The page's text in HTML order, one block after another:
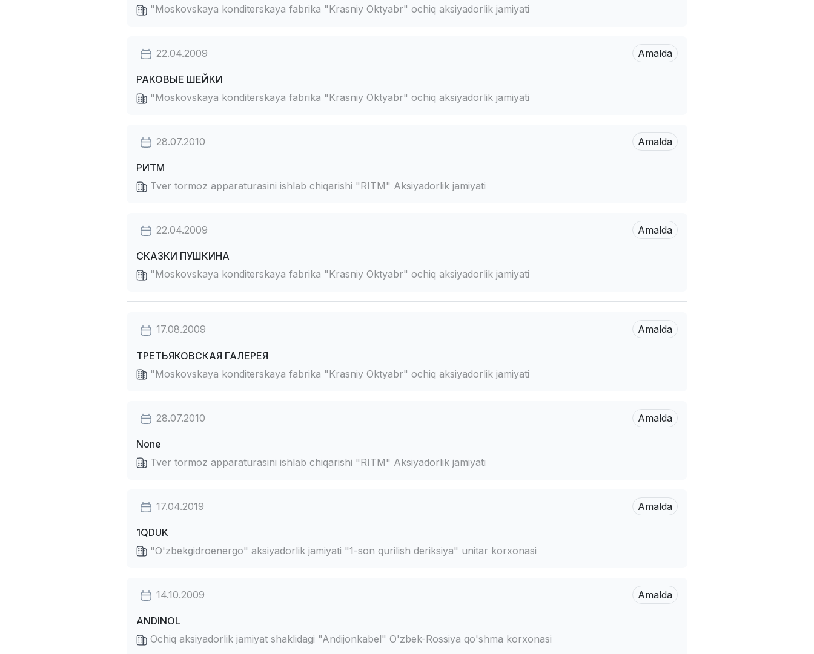
"Moskovskaya konditerskaya fabrika "Krasniy Oktyabr" ochiq aksiyadorlik jamiyati
22.04.2009 Amalda
РАКОВЫЕ ШЕЙКИ
"Moskovskaya konditerskaya fabrika "Krasniy Oktyabr" ochiq aksiyadorlik jamiyati
28.07.2010 Amalda
РИТМ
Tver tormoz apparaturasini ishlab chiqarishi "RITM" Aksiyadorlik jamiyati
22.04.2009 Amalda
СКАЗКИ ПУШКИНА
"Moskovskaya konditerskaya fabrika "Krasniy Oktyabr" ochiq aksiyadorlik jamiyati
17.08.2009 Amalda
ТРЕТЬЯКОВСКАЯ ГАЛЕРЕЯ
"Moskovskaya konditerskaya fabrika "Krasniy Oktyabr" ochiq aksiyadorlik jamiyati
28.07.2010 Amalda
None
Tver tormoz apparaturasini ishlab chiqarishi "RITM" Aksiyadorlik jamiyati
17.04.2019 Amalda
1QDUK
"O'zbekgidroenergo" aksiyadorlik jamiyati "1-son qurilish deriksiya" unitar korxonasi
14.10.2009 Amalda
ANDINOL
Ochiq aksiyadorlik jamiyat shaklidagi "Andijonkabel" O'zbek-Rossiya qo'shma korxonasi